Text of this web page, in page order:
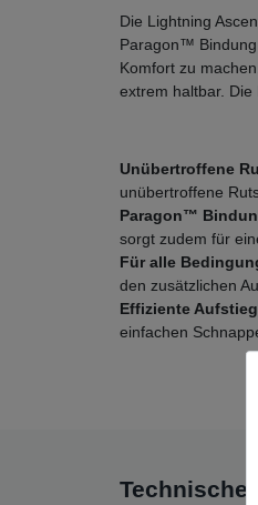
Die Lightning
Paragon™ Bindung
Komfort zu
extrem haltbar. Die
Unübertroffene
unübertroffene
Paragon™
sorgt zudem für
Für alle
den zusätzlichen
Effiziente
einfachen
Technische